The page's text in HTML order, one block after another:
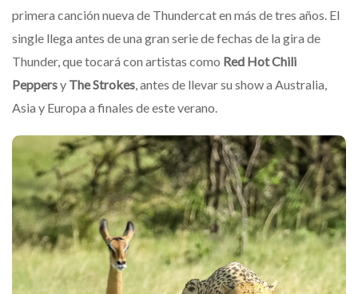
primera canción nueva de Thundercat en más de tres años. El
single llega antes de una gran serie de fechas de la gira de
Thunder, que tocará con artistas como Red Hot Chili
Peppersy The Strokes, antes de llevar su show a Australia,
Asia y Europa a finales de este verano.